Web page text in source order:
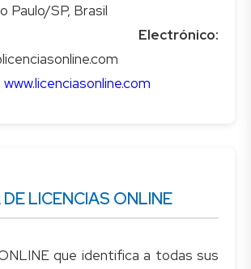
Electrónico:
www.licenciasonline.com
DE LICENCIAS ONLINE
que identifica a todas sus